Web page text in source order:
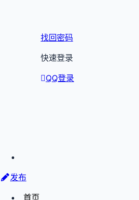
找回密码
快速登录
QQ登录
发布
首页